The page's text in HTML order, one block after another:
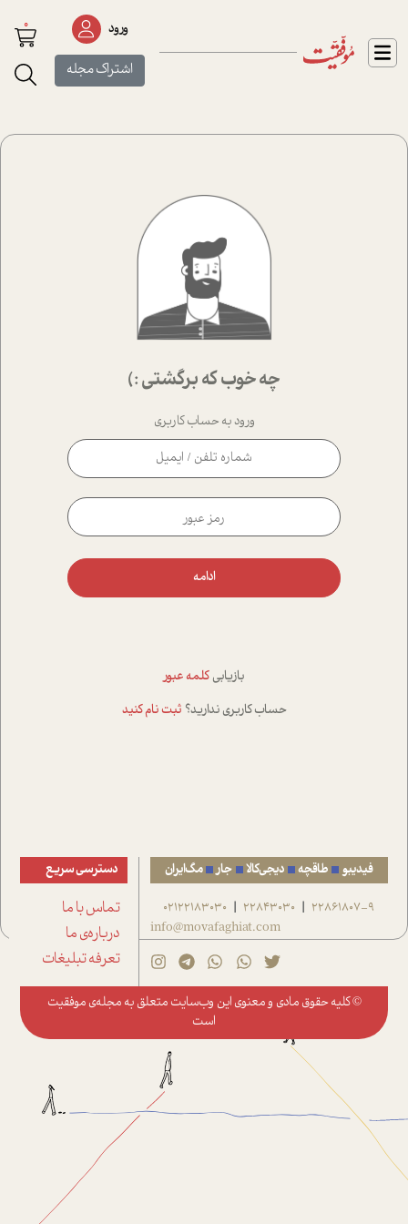
ورود
اشتراک مجله
0
چه خوب که برگشتی :)
ورود به حساب کاربری
ادامه
بازیابی کلمه عبور
حساب کاربری ندارید؟ ثبت نام کنید
فیدیبو طاقچه دیجی‌کالا جار مگ‌ایران
22861807-9
|
22843030
|
02122183030
info@movafaghiat.com
دسترسی سریع
تماس با ما
درباره‌ی ما
تعرفه تبلیغات
© کلیه حقوق مادی و معنوی این وب‌سایت متعلق به مجله‌ی موفقیت
است